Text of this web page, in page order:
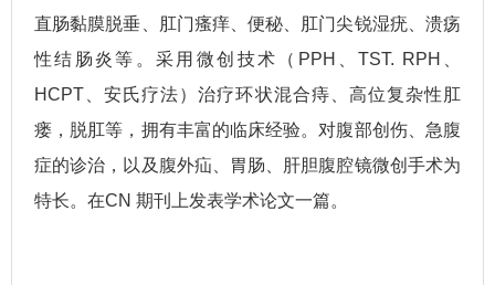
直肠黏膜脱垂、肛门瘙痒、便秘、肛门尖锐湿疣、溃疡
性结肠炎等。采用微创技术（PPH、TST. RPH、
HCPT、安氏疗法）治疗环状混合痔、高位复杂性肛
瘘，脱肛等，拥有丰富的临床经验。对腹部创伤、急腹
症的诊治，以及腹外疝、胃肠、肝胆腹腔镜微创手术为
特长。在CN 期刊上发表学术论文一篇。